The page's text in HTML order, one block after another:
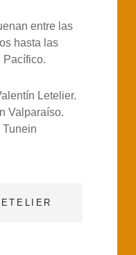
entre las
hasta las
Pacífico.
Letelier.
Valparaíso.
Tunein